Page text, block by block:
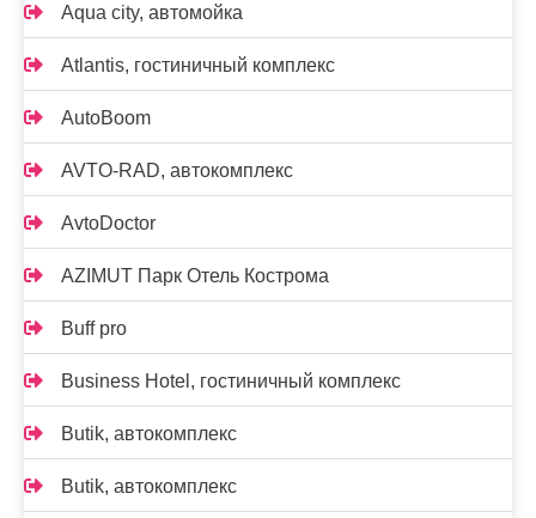
Aqua city, автомойка
Atlantis, гостиничный комплекс
AutoBoom
AVTO-RAD, автокомплекс
AvtoDoctor
AZIMUT Парк Отель Кострома
Buff pro
Business Hotel, гостиничный комплекс
Butik, автокомплекс
Butik, автокомплекс